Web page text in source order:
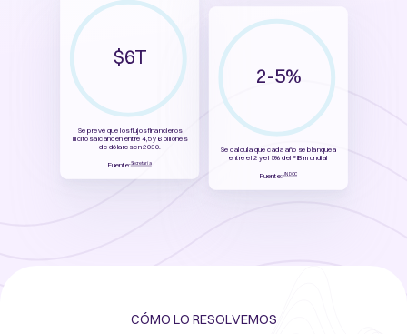
$6T
Se prevé que los flujos financieros
ilícitos alcancen entre 4,5 y 6 billones
de dólares en 2030.
Fuente:Secretaría
2-5%
Se calcula que cada año se blanquea
entre el 2 y el 5% del PIB mundial
Fuente:UNDOC
CÓMO LO RESOLVEMOS